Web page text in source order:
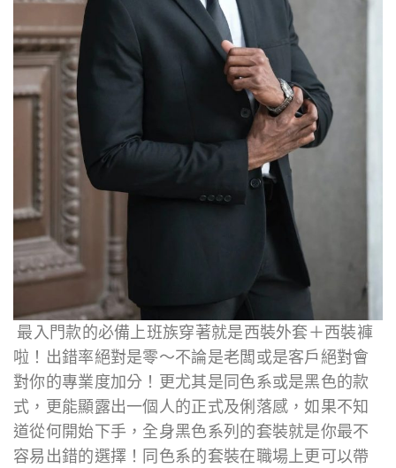
最入門款的必備上班族穿著就是西裝外套＋西裝褲
啦！出錯率絕對是零～不論是老闆或是客戶絕對會
對你的專業度加分！更尤其是同色系或是黑色的款
式，更能顯露出一個人的正式及俐落感，如果不知
道從何開始下手，全身黑色系列的套裝就是你最不
容易出錯的選擇！同色系的套裝在職場上更可以帶